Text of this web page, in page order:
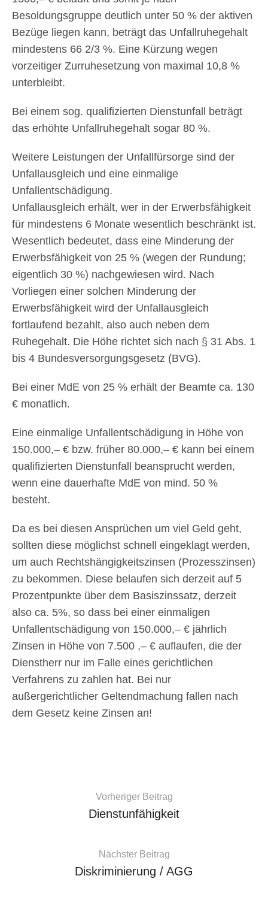
Besoldungsgruppe deutlich unter 50 % der aktiven
Bezüge liegen kann, beträgt das Unfallruhegehalt
mindestens 66 2/3 %. Eine Kürzung wegen
vorzeitiger Zurruhesetzung von maximal 10,8 %
unterbleibt.
Bei einem sog. qualifizierten Dienstunfall beträgt
das erhöhte Unfallruhegehalt sogar 80 %.
Weitere Leistungen der Unfallfürsorge sind der
Unfallausgleich und eine einmalige
Unfallentschädigung.
Unfallausgleich erhält, wer in der Erwerbsfähigkeit
für mindestens 6 Monate wesentlich beschränkt ist.
Wesentlich bedeutet, dass eine Minderung der
Erwerbsfähigkeit von 25 % (wegen der Rundung;
eigentlich 30 %) nachgewiesen wird. Nach
Vorliegen einer solchen Minderung der
Erwerbsfähigkeit wird der Unfallausgleich
fortlaufend bezahlt, also auch neben dem
Ruhegehalt. Die Höhe richtet sich nach § 31 Abs. 1
bis 4 Bundesversorgungsgesetz (BVG).
Bei einer MdE von 25 % erhält der Beamte ca. 130
€ monatlich.
Eine einmalige Unfallentschädigung in Höhe von
150.000,– € bzw. früher 80.000,– € kann bei einem
qualifizierten Dienstunfall beansprucht werden,
wenn eine dauerhafte MdE von mind. 50 %
besteht.
Da es bei diesen Ansprüchen um viel Geld geht,
sollten diese möglichst schnell eingeklagt werden,
um auch Rechtshängigkeitszinsen (Prozesszinsen)
zu bekommen. Diese belaufen sich derzeit auf 5
Prozentpunkte über dem Basiszinssatz, derzeit
also ca. 5%, so dass bei einer einmaligen
Unfallentschädigung von 150.000,– € jährlich
Zinsen in Höhe von 7.500 ,– € auflaufen, die der
Dienstherr nur im Falle eines gerichtlichen
Verfahrens zu zahlen hat. Bei nur
außergerichtlicher Geltendmachung fallen nach
dem Gesetz keine Zinsen an!
Vorheriger Beitrag
Dienstunfähigkeit
Nächster Beitrag
Diskriminierung / AGG